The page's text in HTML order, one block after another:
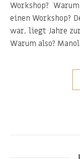
Workshop?
einen Workshop?
war, liegt Jahre
Warum also?